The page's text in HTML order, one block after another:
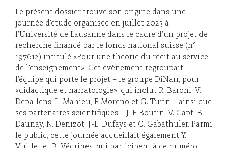
Le présent dossier trouve son origine dans une
journée d’étude organisée en juillet 2023 à
l’Université de Lausanne dans le cadre d’un projet de
recherche financé par le fonds national suisse (n°
197612) intitulé «Pour une théorie du récit au service
de l’enseignement». Cet évènement regroupait
l’équipe qui porte le projet – le groupe DiNarr, pour
«didactique et narratologie», qui inclut R. Baroni, V.
Depallens, L. Mahieu, F. Moreno et G. Turin – ainsi que
ses partenaires scientifiques – J.-F. Boutin, V. Capt, B.
Daunay, N. Denizot, J.-L. Dufays et C. Gabathuler. Parmi
le public, cette journée accueillait également Y.